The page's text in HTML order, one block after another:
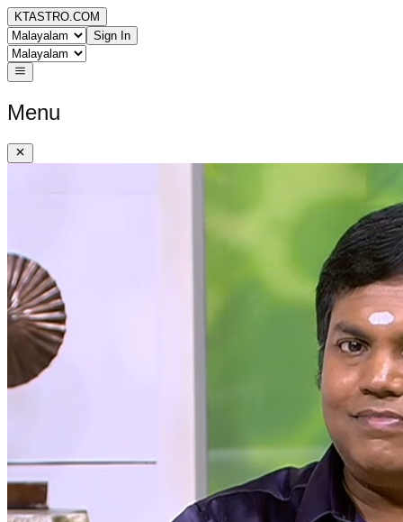
KTASTRO.COM
Sign In
Menu